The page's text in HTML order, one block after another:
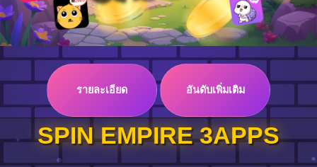
Log in
Top up
รายละเอียด อันดับเพิ่มเติม
SPIN EMPIRE 3APPS